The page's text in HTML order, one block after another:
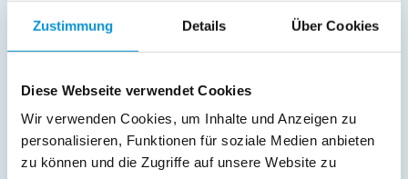
Zustimmung Details Über Cookies
Diese Webseite verwendet Cookies
Wir verwenden Cookies, um Inhalte und Anzeigen zu
personalisieren, Funktionen für soziale Medien anbieten
zu können und die Zugriffe auf unsere Website zu
E-Mail: